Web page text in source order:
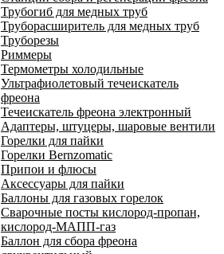
Трубогиб для медных труб
Труборасширитель для медных труб
Труборезы
Риммеры
Термометры холодильные
Ультрафиолетовый течеискатель
фреона
Течеискатель фреона электронный
Адаптеры, штуцеры, шаровые вентили
Горелки для пайки
Горелки Bernzomatic
Припои и флюсы
Аксессуары для пайки
Баллоны для газовых горелок
Сварочные посты кислород-пропан,
кислород-МАПП-газ
Баллон для сбора фреона